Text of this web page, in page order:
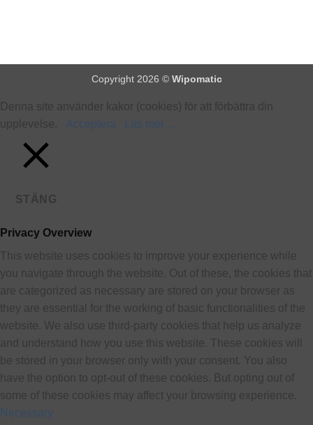
Copyright 2026 © Wipomatic
Denna site använder kakor (cookies) för att förbättra din
upplevelse. Acceptera Läs mer ...
STÄNG
Privacy Overview
This website uses cookies to improve your experience while
you navigate through the website. Out of these, the cookies that
are categorized as necessary are stored on your browser as
they are essential for the working of basic functionalities of the
website. We also use third-party cookies that help us analyze
and understand how you use this website. These cookies will
be stored in your browser only with your consent. You also
have the option to opt-out of these cookies. But opting out of
some of these cookies may affect your browsing experience.
Necessary